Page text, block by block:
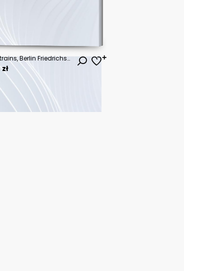
Berlin Oberbaum Bridge with trains, Berlin Friedrichshain-Kreuzberg, Germany